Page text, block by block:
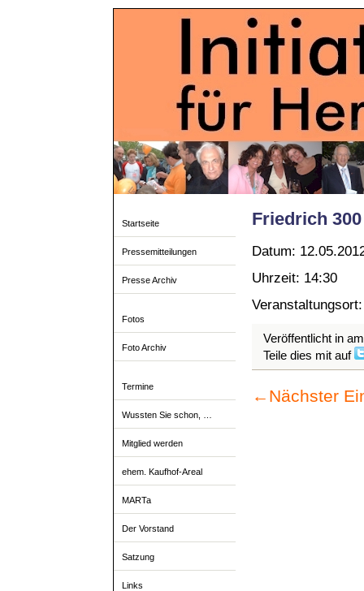
Startseite
Pressemitteilungen
Presse Archiv
Fotos
Foto Archiv
Termine
Wussten Sie schon, …
Mitglied werden
ehem. Kaufhof-Areal
MARTa
Der Vorstand
Satzung
Links
Friedrich
Datum:
Uhrzeit: 14:30
Veröffentlicht in
Teile dies mit auf
← Nächster